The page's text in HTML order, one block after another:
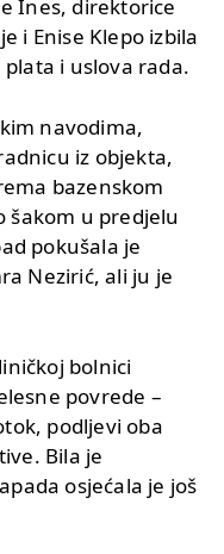
Ines, direktorice
i Enise Klepo izbila
i uslova rada.
navodima,
iz objekta,
bazenskom
šakom u predjelu
pokušala je
Nezirić, ali ju je
bolnici
povrede –
podljevi oba
Bila je
osjećala je još